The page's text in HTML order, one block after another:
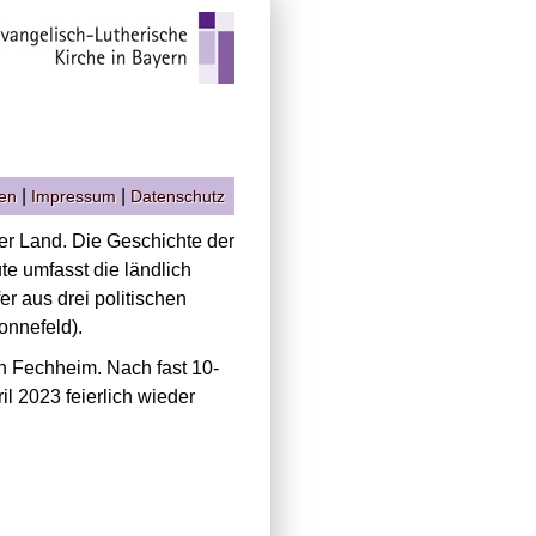
Impressum Datenschutz
Land. Die Geschichte der
umfasst die ländlich
aus drei politischen
Fechheim. Nach fast 10-
2023 feierlich wieder